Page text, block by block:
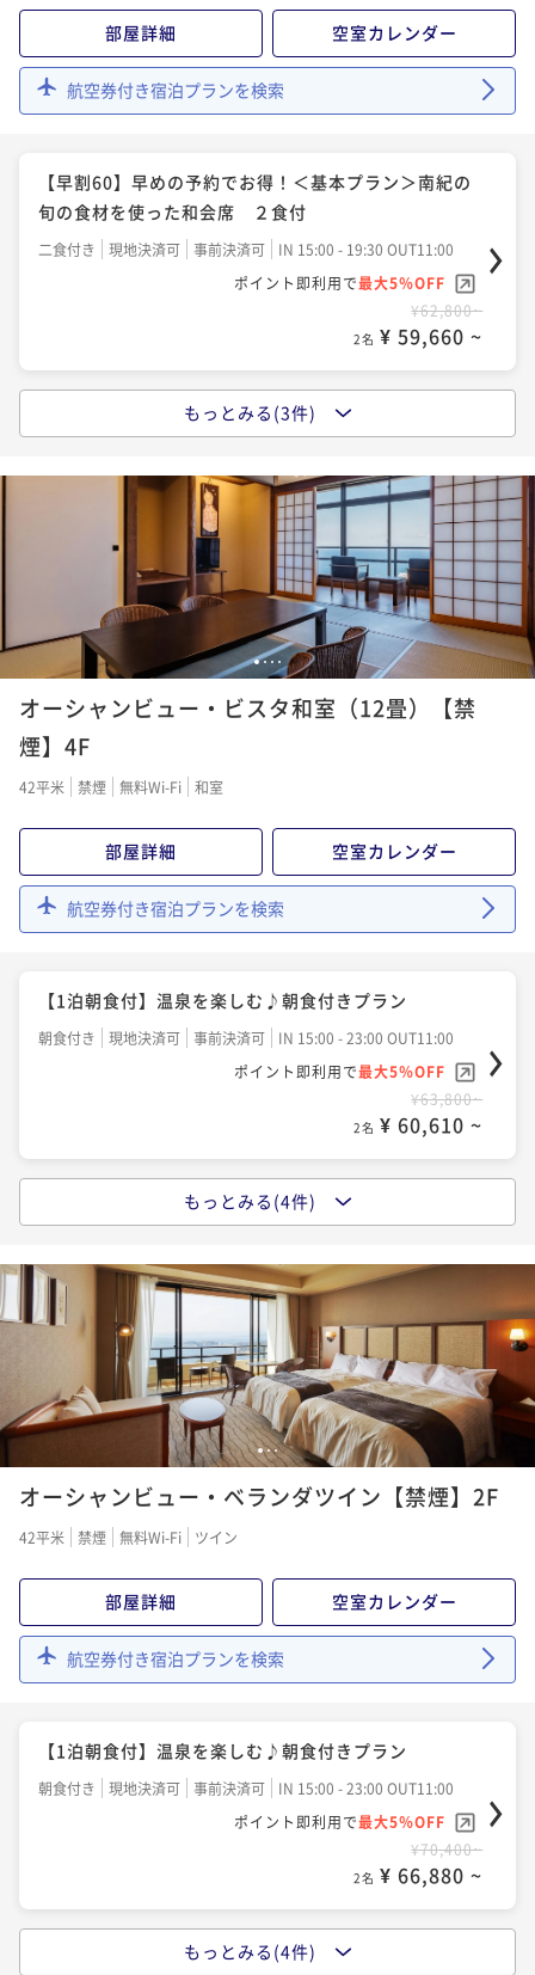
¥66,000~
2名 ¥ 62,700 ~
二食付き 現地決済可 事前決済可
IN 15:00 - 19:00 OUT11:00
ポイント即利用で
¥66,000~
2名 ¥ 62,700 ~
部屋詳細 空室カレンダー
航空券付き宿泊プランを検索
【早割60】早めの予約でお得！＜基本プラン＞南紀の
旬の食材を使った和会席 ２食付
二食付き 現地決済可 事前決済可
IN 15:00 - 19:30 OUT11:00
ポイント即利用で最大5％OFF
¥62,800~
2名 ¥ 59,660 ~
【早割60】早めの予約でお得！＜基本プラン＞シェフ
現地決済可 事前決済可
IN 15:00 - 19:30 OUT11:00
ポイント即利用で
最大5％OFF
¥62,800~
2名 ¥ 59,660 ~
【基本プラン】南紀の旬の食材を使った和会席 ２食
二食付き
【基本プラン】シェフおすすめの洋食ディナー ２食
付
ポイント即利用で最大5％OFF
¥66,000~
2名 ¥ 62,700 ~
もっとみる(3件)
123 4
オーシャンビュー・ビスタ和室（12畳）【禁
煙】4F
42平米 禁煙 無料Wi-Fi 和室
部屋詳細 空室カレンダー
航空券付き宿泊プランを検索
【1泊朝食付】温泉を楽しむ♪朝食付きプラン
朝食付き 現地決済可 事前決済可
IN 15:00 - 23:00 OUT11:00
ポイント即利用で最大5％OFF
¥63,800~
2名 ¥ 60,610 ~
【早割60】早めの予約でお得！＜基本プラン＞シェフ
二食付き 現地決済可 事前決済可
IN 15:00 - 19:30 OUT11:00
ポイント即利用で
2名 ¥ 62,890 ~
【早割60】早めの予約でお得！＜基本プラン＞南紀の
旬の食材を使った和会席 ２食付
¥67,000~
2名 ¥ 63,650 ~
二食付き 現地決済可 事前決済可
IN 15:00 - 19:00 OUT11:00
ポイント即利用で最大5％OFF
¥70,400~
¥ 66,880 ~
【基本プラン】シェフおすすめの洋食ディナー ２食
もっとみる(4件)
123
オーシャンビュー・ベランダツイン【禁煙】2F
42平米 禁煙 無料Wi-Fi ツイン
部屋詳細 空室カレンダー
航空券付き宿泊プランを検索
【1泊朝食付】温泉を楽しむ♪朝食付きプラン
朝食付き 現地決済可 事前決済可
IN 15:00 - 23:00 OUT11:00
ポイント即利用で最大5％OFF
¥70,400~
2名 ¥ 66,880 ~
【早割60】早めの予約でお得！＜基本プラン＞南紀の
もっとみる(4件)